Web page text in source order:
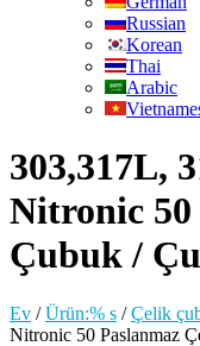
Russian
Korean
Thai
Arabic
303,317L,
Nitronic 50
Çubuk /
Ev /Ürün:% s /Çelik
Nitronic 50 Paslanmaz